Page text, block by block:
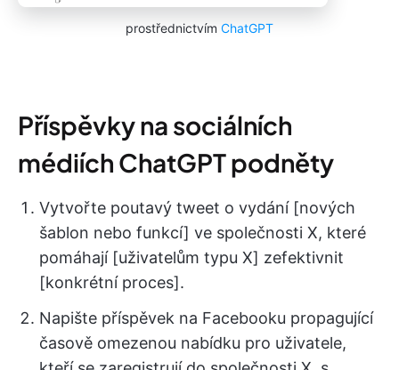
prostřednictvím ChatGPT
Příspěvky na sociálních
médiích ChatGPT podněty
Vytvořte poutavý tweet o vydání [nových
šablon nebo funkcí] ve společnosti X, které
pomáhají [uživatelům typu X] zefektivnit
[konkrétní proces].
Napište příspěvek na Facebooku propagující
časově omezenou nabídku pro uživatele,